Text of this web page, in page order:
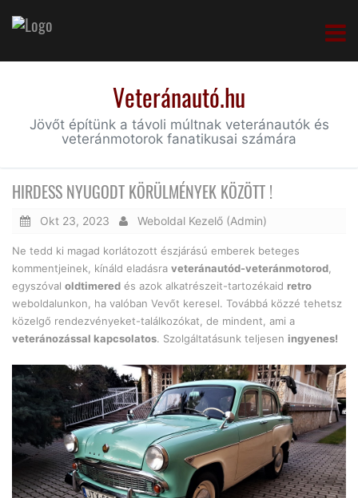
Veteránautó.hu
Jövőt építünk a távoli múltnak veteránautók és
veteránmotorok fanatikusai számára
HIRDESS NYUGODT KÖRÜLMÉNYEK KÖZÖTT !
Okt 23, 2023 Weboldal Kezelő (Admin)
Ne tedd ki magad korlátozott észjárású emberek beteges
kommentjeinek, kínáld eladásra veteránautód-veteránmotorod
egyszóval oldtimered és azok alkatrészeit-tartozékaid retro
weboldalunkon, ha valóban Vevőt keresel. Továbbá közzé tehetsz
közelgő rendezvényeket-találkozókat, de mindent, ami a
veteránozással kapcsolatos. Szolgáltatásunk teljesen ingyenes!